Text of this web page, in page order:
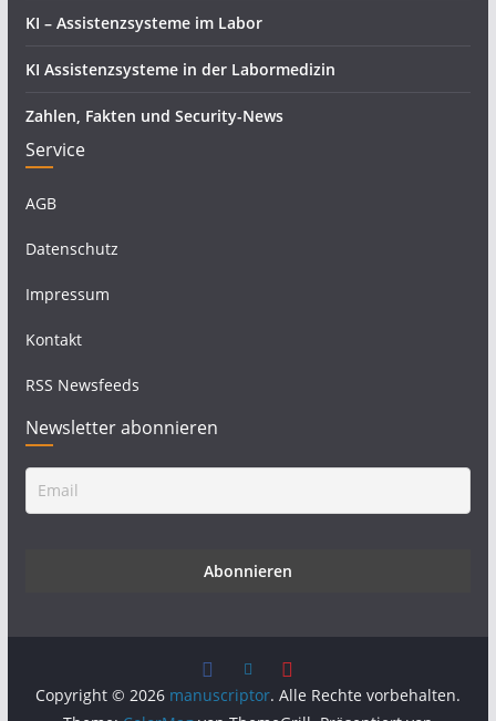
KI – Assistenzsysteme im Labor
KI Assistenzsysteme in der Labormedizin
Zahlen, Fakten und Security-News
Service
AGB
Datenschutz
Impressum
Kontakt
RSS Newsfeeds
Newsletter abonnieren
Copyright © 2026 manuscriptor. Alle Rechte vorbehalten.